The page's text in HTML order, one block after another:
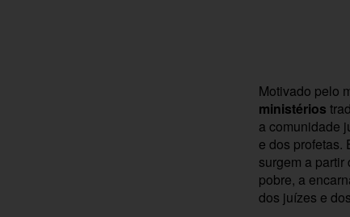
Motivado pelo
ministérios
a comunidade
e dos profetas.
surgem a
pobre, a
dos juízes e dos